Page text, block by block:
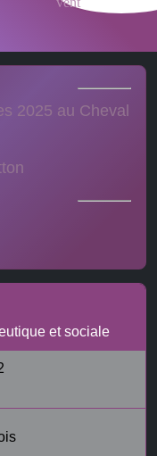
2025 au Cheval
et sociale